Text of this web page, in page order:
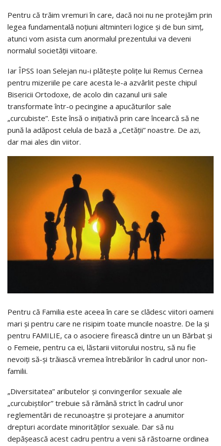
Pentru că trăim vremuri în care, dacă noi nu ne protejăm prin
legea fundamentală noțiuni altminteri logice și de bun simț,
atunci vom asista cum anormalul prezentului va deveni
normalul societății viitoare.
Iar ÎPSS Ioan Selejan nu-i plătește polițe lui Remus Cernea
pentru mizeriile pe care acesta le-a azvârlit peste chipul
Bisericii Ortodoxe, de acolo din cazanul urii sale
transformate într-o pecingine a apucăturilor sale
„curcubiste”. Este însă o inițiativă prin care încearcă să ne
pună la adăpost celula de bază a „Cetății” noastre. De azi,
dar mai ales din viitor.
Pentru că Familia este aceea în care se clădesc viitori oameni
mari și pentru care ne risipim toate muncile noastre. De la și
pentru FAMILIE, ca o asociere firească dintre un un Bărbat și
o Femeie, pentru ca ei, lăstarii viitorului nostru, să nu fie
nevoiți să-și trăiască vremea întrebărilor în cadrul unor non-
familii.
„Diversitatea” aributelor și convingerilor sexuale ale
„curcubiștilor” trebuie să rămână strict în cadrul unor
reglementări de recunoaștre și protejare a anumitor
drepturi acordate minorităților sexuale. Dar să nu
depășească acest cadru pentru a veni să răstoarne ordinea